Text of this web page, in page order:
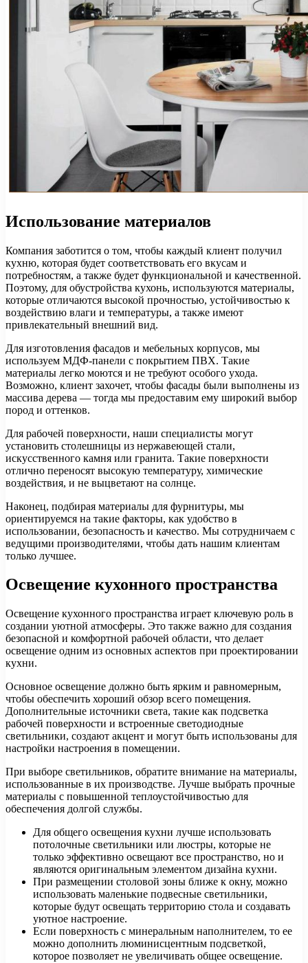
Использование материалов
Компания заботится о том, чтобы каждый клиент получил
кухню, которая будет соответствовать его вкусам и
потребностям, а также будет функциональной и качественной.
Поэтому, для обустройства кухонь, используются материалы,
которые отличаются высокой прочностью, устойчивостью к
воздействию влаги и температуры, а также имеют
привлекательный внешний вид.
Для изготовления фасадов и мебельных корпусов, мы
используем МДФ-панели с покрытием ПВХ. Такие
материалы легко моются и не требуют особого ухода.
Возможно, клиент захочет, чтобы фасады были выполнены из
массива дерева — тогда мы предоставим ему широкий выбор
пород и оттенков.
Для рабочей поверхности, наши специалисты могут
установить столешницы из нержавеющей стали,
искусственного камня или гранита. Такие поверхности
отлично переносят высокую температуру, химические
воздействия, и не выцветают на солнце.
Наконец, подбирая материалы для фурнитуры, мы
ориентируемся на такие факторы, как удобство в
использовании, безопасность и качество. Мы сотрудничаем с
ведущими производителями, чтобы дать нашим клиентам
только лучшее.
Освещение кухонного пространства
Освещение кухонного пространства играет ключевую роль в
создании уютной атмосферы. Это также важно для создания
безопасной и комфортной рабочей области, что делает
освещение одним из основных аспектов при проектировании
кухни.
Основное освещение должно быть ярким и равномерным,
чтобы обеспечить хороший обзор всего помещения.
Дополнительные источники света, такие как подсветка
рабочей поверхности и встроенные светодиодные
светильники, создают акцент и могут быть использованы для
настройки настроения в помещении.
При выборе светильников, обратите внимание на материалы,
использованные в их производстве. Лучше выбрать прочные
материалы с повышенной теплоустойчивостью для
обеспечения долгой службы.
Для общего освещения кухни лучше использовать
потолочные светильники или люстры, которые не
только эффективно освещают все пространство, но и
являются оригинальным элементом дизайна кухни.
При размещении столовой зоны ближе к окну, можно
использовать маленькие подвесные светильники,
которые будут освещать территорию стола и создавать
уютное настроение.
Если поверхность с минеральным наполнителем, то ее
можно дополнить люминисцентным подсветкой,
которое позволяет не увеличивать общее освещение.